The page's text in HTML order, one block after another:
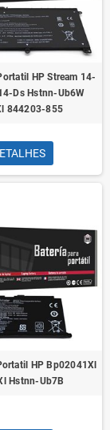
HP Stream 14-
Ds Hstnn-Ub6W
844203-855
HP Bp02041Xl
Hstnn-Ub7B